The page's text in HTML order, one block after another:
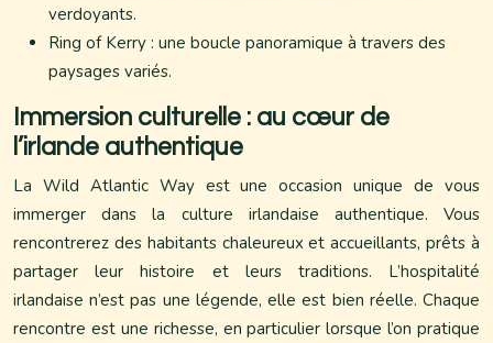
verdoyants.
Ring of Kerry : une boucle panoramique à travers des
paysages variés.
Immersion culturelle : au cœur de
l’irlande authentique
La Wild Atlantic Way est une occasion unique de vous
immerger dans la culture irlandaise authentique. Vous
rencontrerez des habitants chaleureux et accueillants, prêts à
partager leur histoire et leurs traditions. L’hospitalité
irlandaise n’est pas une légende, elle est bien réelle. Chaque
rencontre est une richesse, en particulier lorsque l’on pratique